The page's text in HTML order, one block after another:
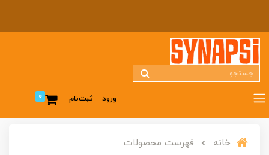
ورود ثبت‌نام 0
خانه
فهرست محصولات